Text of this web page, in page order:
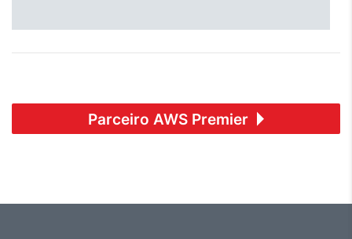
Parceiro AWS Premier